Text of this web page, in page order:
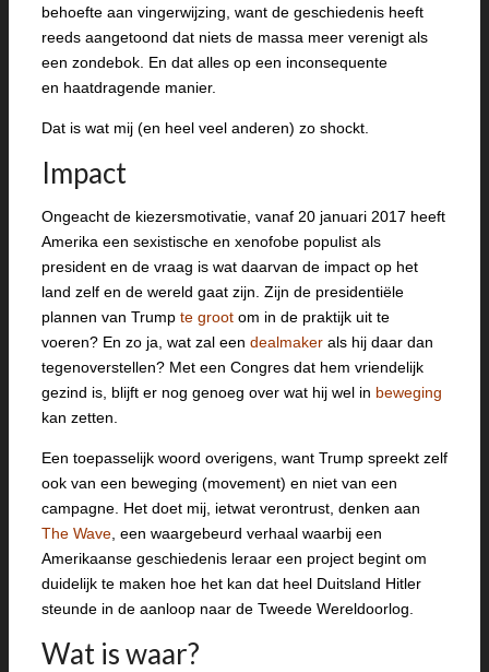
behoefte aan vingerwijzing, want de geschiedenis heeft
reeds aangetoond dat niets de massa meer verenigt als
een zondebok. En dat alles op een inconsequente
en haatdragende manier.
Dat is wat mij (en heel veel anderen) zo shockt.
Impact
Ongeacht de kiezersmotivatie, vanaf 20 januari 2017 heeft
Amerika een sexistische en xenofobe populist als
president en de vraag is wat daarvan de impact op het
land zelf en de wereld gaat zijn. Zijn de presidentiële
plannen van Trump te groot om in de praktijk uit te
voeren? En zo ja, wat zal een dealmaker als hij daar dan
tegenoverstellen? Met een Congres dat hem vriendelijk
gezind is, blijft er nog genoeg over wat hij wel in beweging
kan zetten.
Een toepasselijk woord overigens, want Trump spreekt zelf
ook van een beweging (movement) en niet van een
campagne. Het doet mij, ietwat verontrust, denken aan
The Wave , een waargebeurd verhaal waarbij een
Amerikaanse geschiedenis leraar een project begint om
duidelijk te maken hoe het kan dat heel Duitsland Hitler
steunde in de aanloop naar de Tweede Wereldoorlog.
Wat is waar?